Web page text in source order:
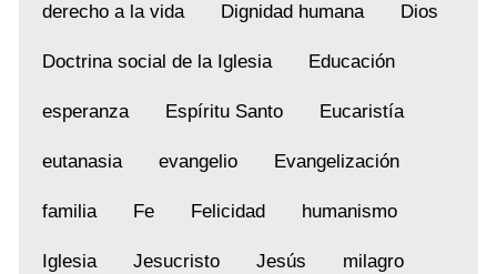
derecho a la vida Dignidad humana Dios
Doctrina social de la Iglesia Educación
esperanza Espíritu Santo Eucaristía
eutanasia evangelio Evangelización
familia Fe Felicidad humanismo
Iglesia Jesucristo Jesús milagro